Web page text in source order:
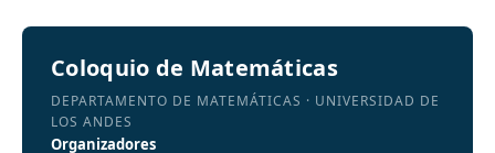
Coloquio de Matemáticas
DEPARTAMENTO DE MATEMÁTICAS · UNIVERSIDAD DE
LOS ANDES
Organizadores